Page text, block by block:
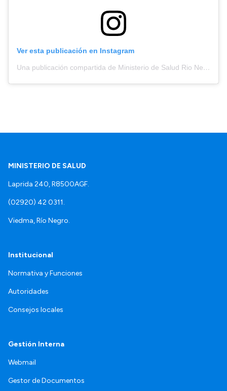
Ver esta publicación en Instagram
Una publicación compartida de Ministerio de Salud Rio Negro (@saludrionegro)
MINISTERIO DE SALUD
Laprida 240, R8500AGF.
(02920) 42 0311.
Viedma, Río Negro.
Institucional
Normativa y Funciones
Autoridades
Consejos locales
Gestión Interna
Webmail
Gestor de Documentos